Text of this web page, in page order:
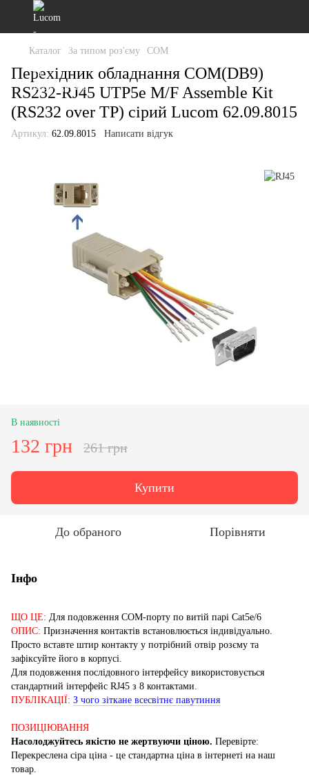
Каталог За типом роз'єму COM
Перехідник обладнання COM(DB9)
RS232-RJ45 UTP5e M/F Assemble Kit
(RS232 over TP) сірий Lucom 62.09.8015
Артикул: 62.09.8015 Написати відгук
В наявності
132 грн 261 грн
Купити
До обраного Порівняти
Інфо
ЩО ЦЕ: Для подовження COM-порту по витій парі Cat5e/6
ОПИС: Призначення контактів встановлюється індивідуально.
Просто вставте штир контакту у потрібний отвір розєму та
зафіксуйте його в корпусі.
Для подовження послідовного інтерфейсу використовується
стандартний інтерфейс RJ45 з 8 контактами.
ПУБЛІКАЦІЇ: З чого зіткане всесвітнє павутиння
ПОЗИЦІЮВАННЯ
Насолоджуйтесь якістю не жертвуючи ціною. Перевірте:
Перекреслена сіра ціна - це стандартна ціна в інтернеті на наш
товар.